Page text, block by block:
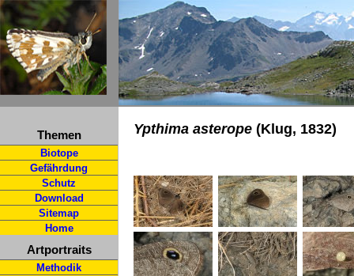
Themen
Biotope
Gefährdung
Schutz
Download
Sitemap
Home
Artportraits
Methodik
Ypthima asterope (Klug, 1832)